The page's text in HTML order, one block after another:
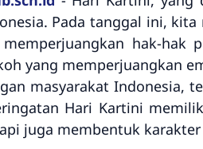
Pada tanggal ini,
hak-hak
yang memperjuangkan
masyarakat Indonesia,
Hari Kartini
juga membentuk